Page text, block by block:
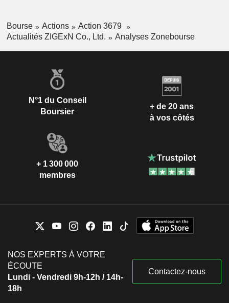
Bourse Actions
Action 3679
Actualités ZIGExN Co., Ltd.
Analyses Zonebourse
N°1 du Conseil
Boursier
+ de 20 ans
à vos côtés
+ 1 300 000
membres
NOS EXPERTS À VOTRE
ÉCOUTE
Lundi - Vendredi 9h-12h / 14h-
18h
Contactez-nous